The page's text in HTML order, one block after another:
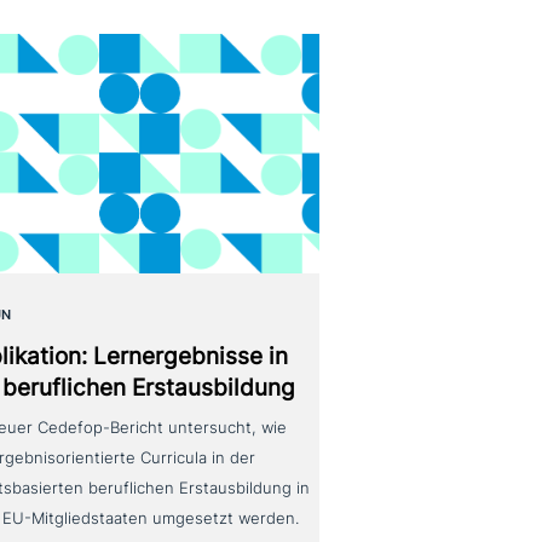
Lernergebnisse in
Erstausbildung
Cedefop-Bericht untersucht, wie
Curricula in der
beruflichen Erstausbildung in
Mitgliedstaaten umgesetzt werden.